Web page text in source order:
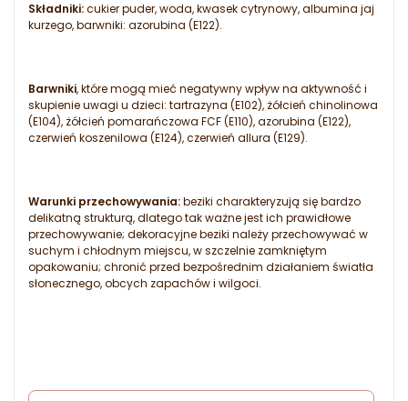
Składniki:cukier puder, woda, kwasek cytrynowy, albumina jaj
kurzego, barwniki: azorubina (E122).
Barwniki, które mogą mieć negatywny wpływ na aktywność i
skupienie uwagi u dzieci: tartrazyna (E102), żółcień chinolinowa
(E104), żółcień pomarańczowa FCF (E110), azorubina (E122),
czerwień koszenilowa (E124), czerwień allura (E129).
Warunki przechowywania:beziki charakteryzują się bardzo
delikatną strukturą, dlatego tak ważne jest ich prawidłowe
przechowywanie; dekoracyjne beziki należy przechowywać w
suchym i chłodnym miejscu, w szczelnie zamkniętym
opakowaniu; chronić przed bezpośrednim działaniem światła
słonecznego, obcych zapachów i wilgoci.